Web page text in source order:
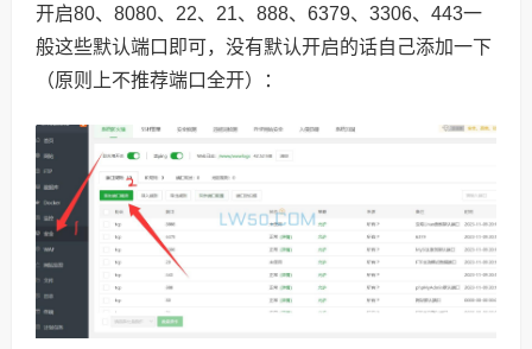
开启80、8080、22、21、888、6379、3306、443一
般这些默认端口即可，没有默认开启的话自己添加一下
（原则上不推荐端口全开）：